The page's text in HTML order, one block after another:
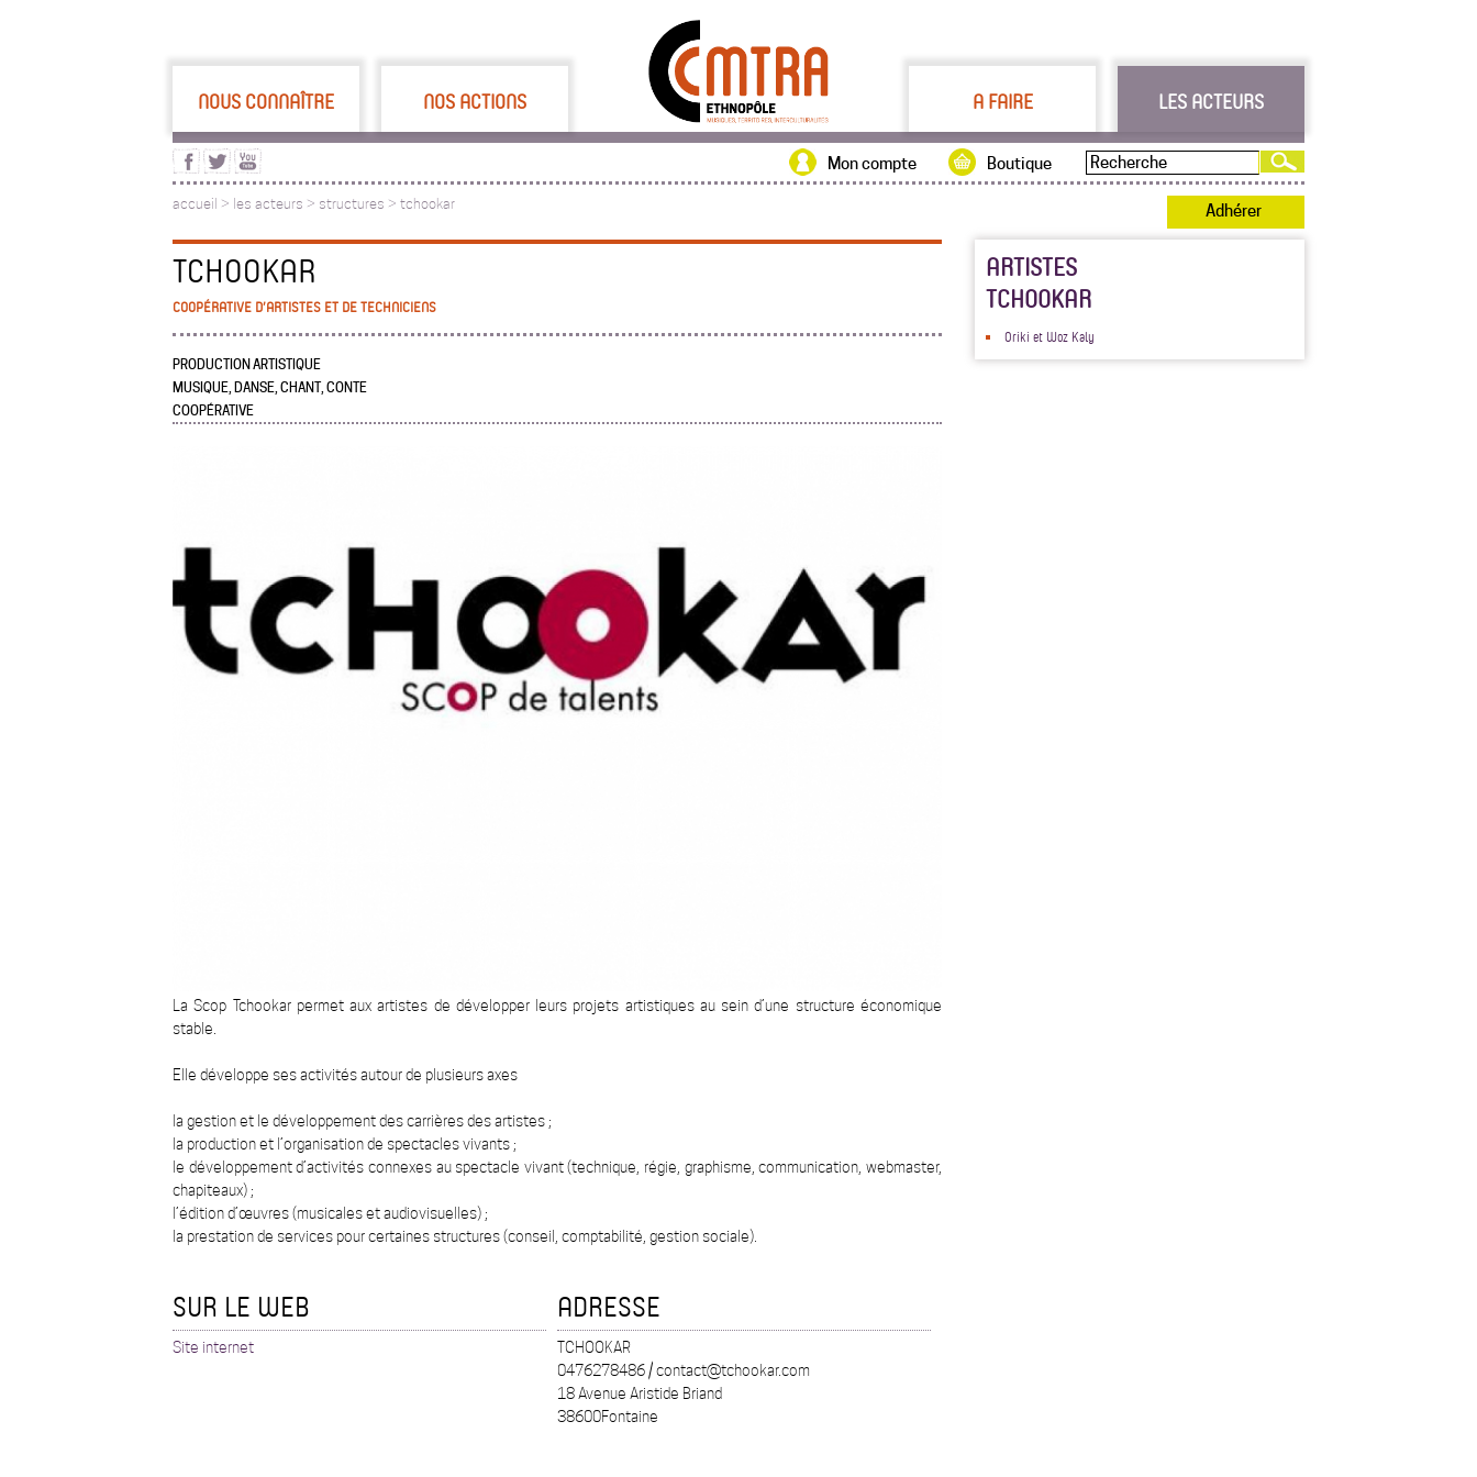
NOUS CONNAÎTRE NOS ACTIONS A FAIRE LES ACTEURS
Boutique
Mon compte
accueil > les acteurs > structures > tchookar Adhérer
TCHOOKAR
COOPÉRATIVE D’ARTISTES ET DE TECHNICIENS
PRODUCTION ARTISTIQUE
MUSIQUE, DANSE, CHANT, CONTE
COOPÉRATIVE
La Scop Tchookar permet aux artistes de développer leurs projets artistiques au sein d’une structure économique
stable.
Elle développe ses activités autour de plusieurs axes
la gestion et le développement des carrières des artistes ;
la production et l’organisation de spectacles vivants ;
le développement d’activités connexes au spectacle vivant (technique, régie, graphisme, communication, webmaster,
chapiteaux) ;
l’édition d’œuvres (musicales et audiovisuelles) ;
la prestation de services pour certaines structures (conseil, comptabilité, gestion sociale).
SUR LE WEB
Site internet
ADRESSE
TCHOOKAR
0476278486 / contact@tchookar.com
18 Avenue Aristide Briand
38600Fontaine
ARTISTES
TCHOOKAR
Oriki et Woz Kaly